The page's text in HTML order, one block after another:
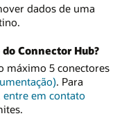
dados de uma
Connector Hub?
máximo 5 conectores
. Para
entre em contato